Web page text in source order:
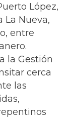
López,
La Nueva,
entre
la Gestión
cerca
las